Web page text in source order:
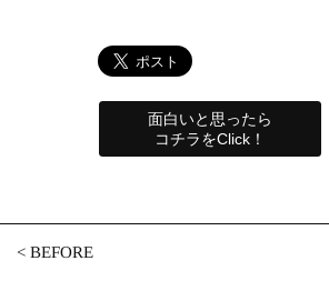
面白いと思ったら
コチラをClick！
<BEFORE